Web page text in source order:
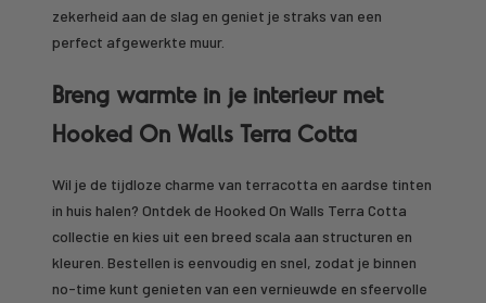
zekerheid aan de slag en geniet je straks van een
perfect afgewerkte muur.
Breng warmte in je interieur met
Hooked On Walls Terra Cotta
Wil je de tijdloze charme van terracotta en aardse tinten
in huis halen? Ontdek de Hooked On Walls Terra Cotta
collectie en kies uit een breed scala aan structuren en
kleuren. Bestellen is eenvoudig en snel, zodat je binnen
no-time kunt genieten van een vernieuwde en sfeervolle